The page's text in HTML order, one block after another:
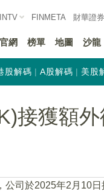
FINMETA 財華證券
官網 榜單 地圖 沙龍
股解碼 A股解碼 美股
接獲額
公司於2025年2月10